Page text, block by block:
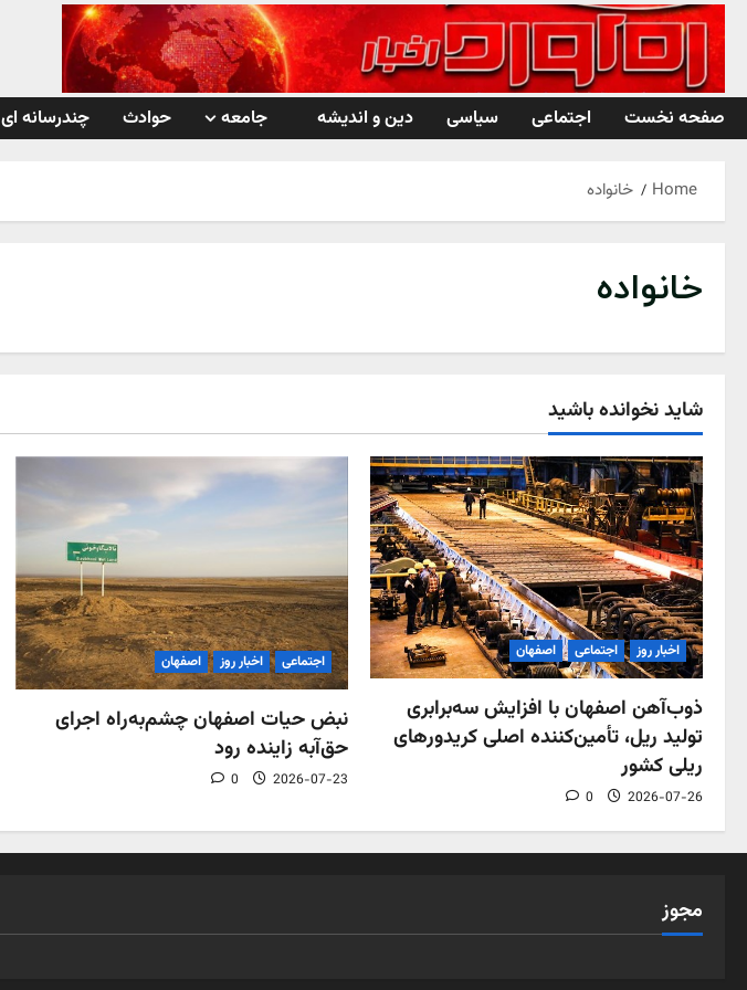
Skip
content
صفحه نخست
اجتماعی سیاسی دین و اندیشه جامعه حوادث چندرسانه ای
Home خانواده
خانواده
شاید نخوانده باشید
اخبار روز اجتماعی اصفهان
ذوب‌آهن اصفهان با افزایش سه‌برابری
تولید ریل، تأمین‌کننده اصلی کریدورهای
ریلی کشور
2026-07-26
0
اجتماعی اخبار روز اصفهان
نبض حیات اصفهان چشم‌به‌راه اجرای
حق‌آبه زاینده رود
2026-07-23
0
مجوز